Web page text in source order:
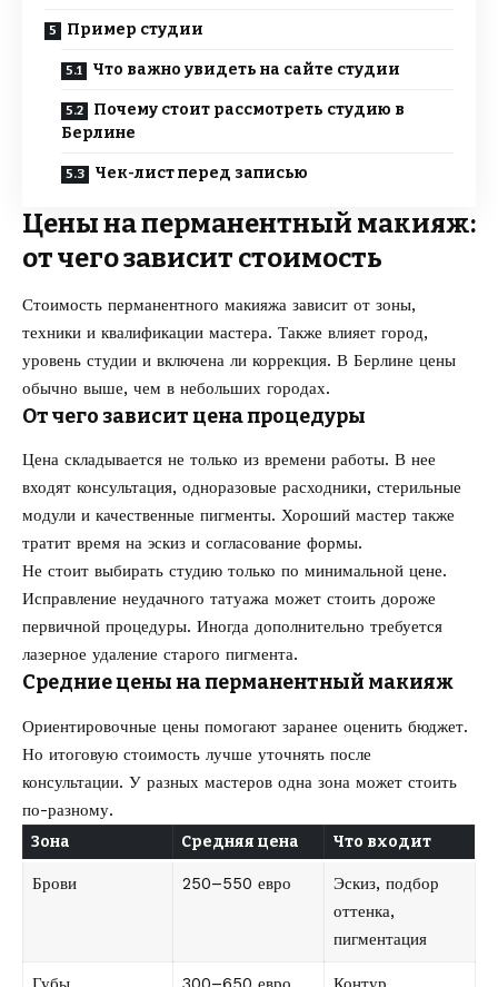
Пример студии
Что важно увидеть на сайте студии
Почему стоит рассмотреть студию в
Берлине
Чек-лист перед записью
Цены на перманентный макияж:
от чего зависит стоимость
Стоимость перманентного макияжа зависит от зоны,
техники и квалификации мастера. Также влияет город,
уровень студии и включена ли коррекция. В Берлине цены
обычно выше, чем в небольших городах.
От чего зависит цена процедуры
Цена складывается не только из времени работы. В нее
входят консультация, одноразовые расходники, стерильные
модули и качественные пигменты. Хороший мастер также
тратит время на эскиз и согласование формы.
Не стоит выбирать студию только по минимальной цене.
Исправление неудачного татуажа может стоить дороже
первичной процедуры. Иногда дополнительно требуется
лазерное удаление старого пигмента.
Средние цены на перманентный макияж
Ориентировочные цены помогают заранее оценить бюджет.
Но итоговую стоимость лучше уточнять после
консультации. У разных мастеров одна зона может стоить
по-разному.
Зона Средняя цена Что входит
Брови 250–550 евро
Эскиз, подбор
оттенка,
пигментация